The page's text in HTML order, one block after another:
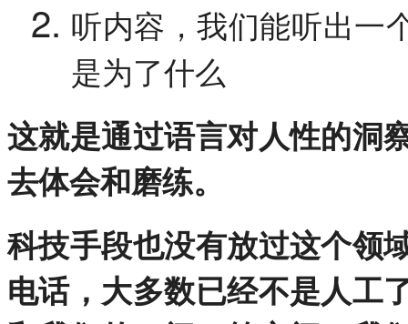
听内容，我们能听出一
是为了什么
这就是通过语言对人性的洞
去体会和磨练。
科技手段也没有放过这个领
电话，大多数已经不是人工